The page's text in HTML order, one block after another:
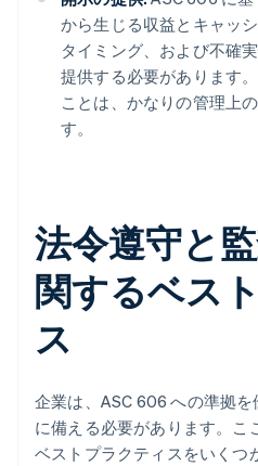
から生じる収益とキャッ
タイミング、および不確
提供する必要があります
ことは、かなりの管理上
す。
法令遵守と
関するベス
ス
企業は、ASC 606 への準拠
に備える必要があります。こ
ベストプラクティスをいくつ